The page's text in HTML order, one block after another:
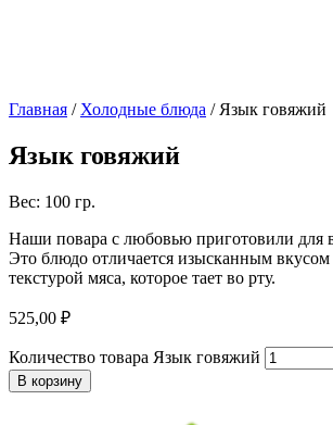
Главная / Холодные блюда / Язык говяжий
Язык говяжий
Вес: 100 гр.
Наши повара с любовью приготовили для
Это блюдо отличается изысканным
текстурой мяса, которое тает во рту.
525,00 ₽
Количество товара Язык говяжий
В корзину